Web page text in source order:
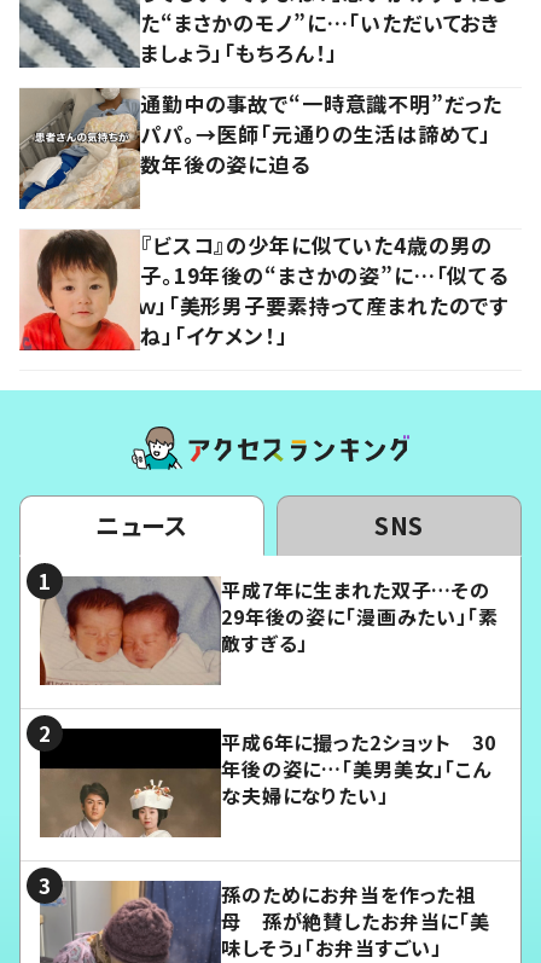
た“まさかのモノ”に…「いただいておき
ましょう」「もちろん！」
通勤中の事故で“一時意識不明”だった
パパ。→医師「元通りの生活は諦めて」
数年後の姿に迫る
『ビスコ』の少年に似ていた4歳の男の
子。19年後の“まさかの姿”に…「似てる
ｗ」「美形男子要素持って産まれたのです
ね」「イケメン！」
ニュース SNS
平成7年に生まれた双子…その
29年後の姿に「漫画みたい」「素
敵すぎる」
平成6年に撮った2ショット 30
年後の姿に…「美男美女」「こん
な夫婦になりたい」
孫のためにお弁当を作った祖
母 孫が絶賛したお弁当に「美
味しそう」「お弁当すごい」